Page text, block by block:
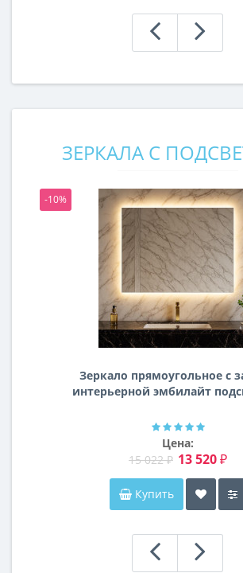
ЗЕРКАЛА С
-10%
Зеркало прямоугольное с
интерьерной эмбилайт
Цена:
15 022 ₽ 13 520 ₽
Купить